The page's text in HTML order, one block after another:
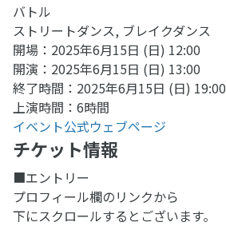
バトル
ストリートダンス, ブレイクダンス
開場：2025年6月15日 (日) 12:00
開演：2025年6月15日 (日) 13:00
終了時間：2025年6月15日 (日) 19:00
上演時間：6時間
イベント公式ウェブページ
チケット情報
■エントリー
プロフィール欄のリンクから
下にスクロールするとございます。